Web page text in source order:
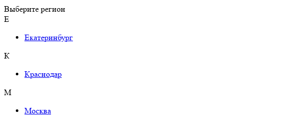
Выберите регион
Е
Екатеринбург
К
Краснодар
М
Москва